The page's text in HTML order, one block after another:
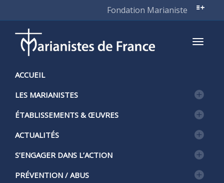
Fondation Marianiste
ACCUEIL
LES MARIANISTES
ÉTABLISSEMENTS & ŒUVRES
ACTUALITÉS
S’ENGAGER DANS L’ACTION
PRÉVENTION / ABUS